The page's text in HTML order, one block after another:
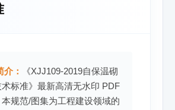
介：
《XJJ109-2019自保温砌
标准》最新高清无水印 PDF
规范/图集为工程建设领域的